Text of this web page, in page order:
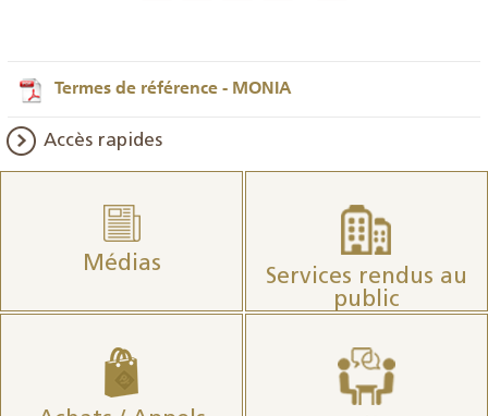
Termes de référence - MONIA
Accès rapides
Médias
Services rendus au
public